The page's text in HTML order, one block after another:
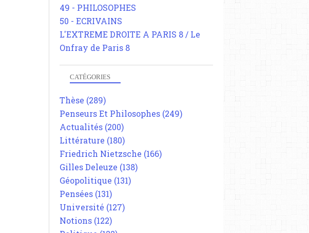
49 - PHILOSOPHES
50 - ECRIVAINS
L'EXTREME DROITE A PARIS 8 / Le
Onfray de Paris 8
CATÉGORIES
Thèse (289)
Penseurs Et Philosophes (249)
Actualités (200)
Littérature (180)
Friedrich Nietzsche (166)
Gilles Deleuze (138)
Géopolitique (131)
Pensées (131)
Université (127)
Notions (122)